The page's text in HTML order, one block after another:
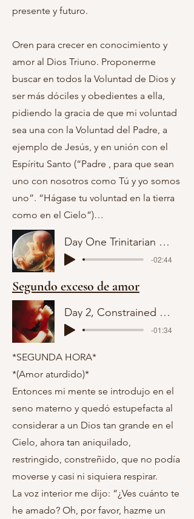
presente y futuro.
Oren para crecer en conocimiento y
amor al Dios Triuno. Proponerme
buscar en todos la Voluntad de Dios y
ser más dóciles y obedientes a ella,
pidiendo la gracia de que mi voluntad
sea una con la Voluntad del Padre, a
ejemplo de Jesús, y en unión con el
Espíritu Santo (“Padre , para que sean
uno con nosotros como Tú y yo somos
uno”. “Hágase tu voluntad en la tierra
como en el Cielo”)…
Day One Trinitarian Love
-02:44
Segundo exceso de amor
Day 2, Constrained Love
-01:34
*SEGUNDA HORA*
*(Amor aturdido)*
Entonces mi mente se introdujo en el
seno materno y quedó estupefacta al
considerar a un Dios tan grande en el
Cielo, ahora tan aniquilado,
restringido, constreñido, que no podía
moverse y casi ni siquiera respirar.
La voz interior me dijo: “¿Ves cuánto te
he amado? Oh, por favor, hazme un